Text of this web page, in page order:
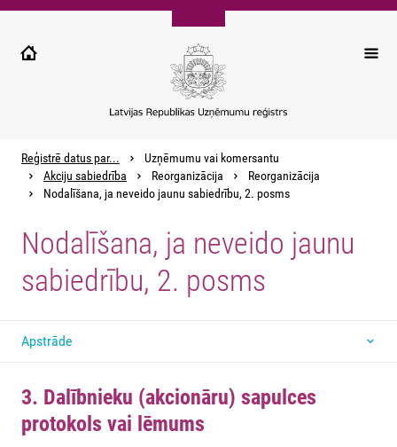
Pārlekt
galveno
Reģistrē datus par...
Uzņēmumu vai komersantu
Akciju sabiedrība
Reorganizācija
Reorganizācija
Nodalīšana, ja neveido jaunu sabiedrību, 2. posms
Nodalīšana, ja neveido jaunu
sabiedrību, 2. posms
Apstrāde
3. Dalībnieku (akcionāru) sapulces
protokols vai lēmums